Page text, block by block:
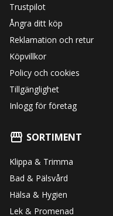
Trustpilot
Ångra ditt köp
Reklamation och retur
Köpvillkor
Policy och cookies
Tillgänglighet
Inlogg för företag
SORTIMENT
Klippa & Trimma
Bad & Pälsvård
Hälsa & Hygien
Lek & Promenad